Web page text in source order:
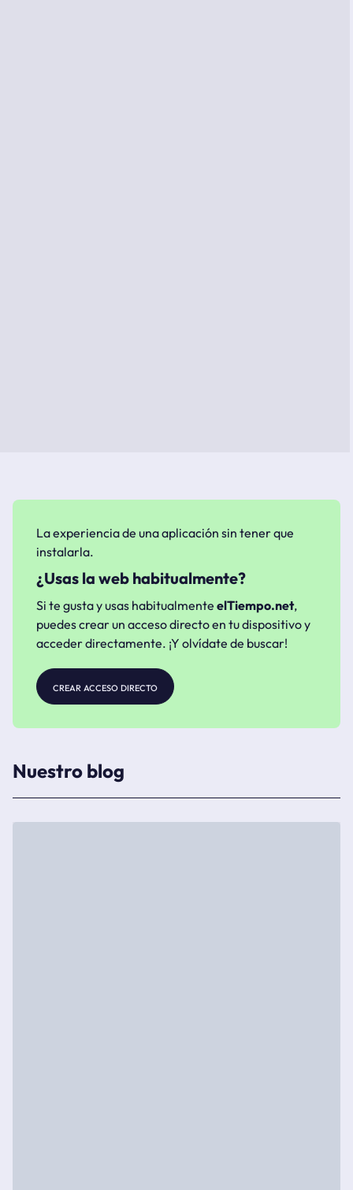
La experiencia de una aplicación sin tener que
instalarla.
¿Usas la web habitualmente?
Si te gusta y usas habitualmente elTiempo.net,
puedes crear un acceso directo en tu dispositivo y
acceder directamente. ¡Y olvídate de buscar!
crear acceso directo
Nuestro blog